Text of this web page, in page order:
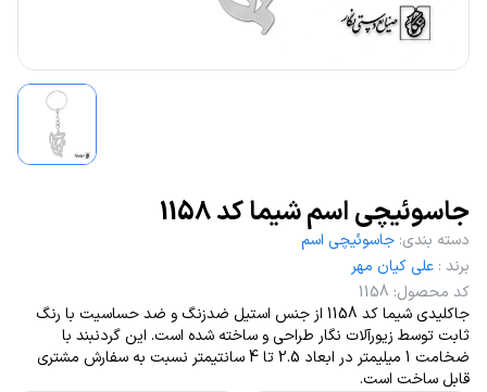
جاسوئیچی اسم شیما کد 1158
دسته بندی: جاسوئیچی اسم
برند : علی کیان مهر
کد محصول:
1158
جاکلیدی شیما کد 1158 از جنس استیل ضدزنگ و ضد حساسیت با رنگ
ثابت توسط زیورآلات نگار طراحی و ساخته شده است. این گردنبند با
ضخامت 1 میلیمتر در ابعاد 2.5 تا 4 سانتیمتر نسبت به سفارش مشتری
قابل ساخت است.